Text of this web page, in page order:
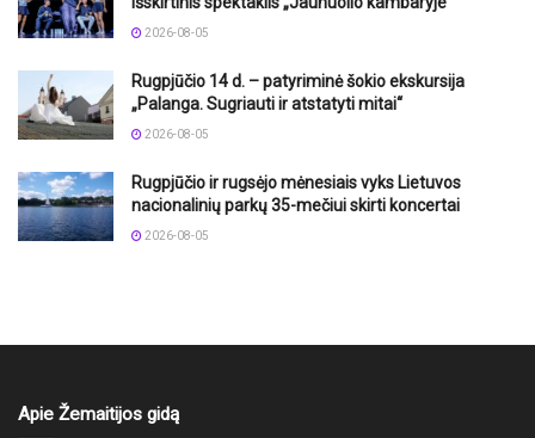
2026-08-05
Rugpjūčio 14 d. – patyriminė šokio ekskursija
„Palanga. Sugriauti ir atstatyti mitai“
2026-08-05
Rugpjūčio ir rugsėjo mėnesiais vyks Lietuvos
nacionalinių parkų 35-mečiui skirti koncertai
2026-08-05
Apie Žemaitijos gidą